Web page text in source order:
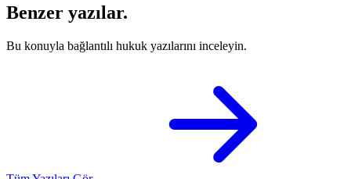
Benzer yazılar.
Bu konuyla bağlantılı hukuk yazılarını inceleyin.